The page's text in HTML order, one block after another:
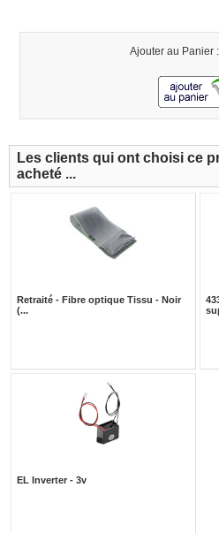
Ajouter au Panier :
Les clients qui ont choisi ce
acheté ...
Retraité - Fibre optique Tissu - Noir
(...
EL Inverter - 3v